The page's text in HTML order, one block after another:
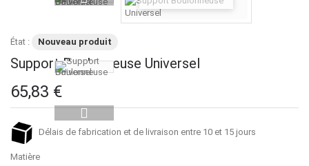
État : Nouveau produit
Support Boulonneuse Universel
65,83 €
Délais de fabrication et de livraison entre 10 et 15 jours
Matière